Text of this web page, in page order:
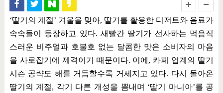
‘딸기의 계절’ 겨울을 맞아, 딸기를 활용한 디저트와 음료가
속속들이 등장하고 있다.새빨간 딸기가 선사하는 먹음직
스러운 비주얼과 호불호 없는 달콤한 맛은 소비자의 마음
을 사로잡기에 제격이기 때문이다. 이에 , 카페 업계의 딸기
시즌 공략도 해를 거듭할수록 거세지고 있다. 다시 돌아온
딸기의 계절, 각기 다른 개성을 뽐내며 ‘딸기 마니아’를 공